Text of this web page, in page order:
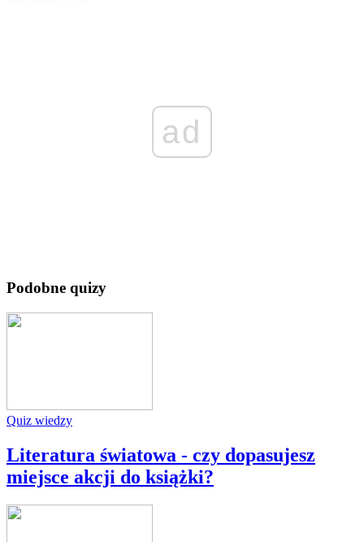
ad
Podobne quizy
Quiz wiedzy
Literatura światowa - czy dopasujesz
miejsce akcji do książki?